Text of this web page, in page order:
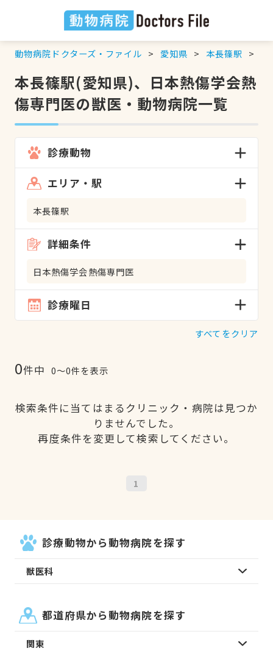
動物病院ドクターズ・ファイル 愛知県 本長篠駅
本長篠駅(愛知県)、日本熱傷学会熱
傷専門医の獣医・動物病院一覧
診療動物
エリア・駅
本長篠駅
詳細条件
日本熱傷学会熱傷専門医
診療曜日
すべてをクリア
0件中 0〜0件を表示
検索条件に当てはまるクリニック・病院は見つか
りませんでした。
再度条件を変更して検索してください。
1
診療動物から動物病院を探す
獣医科
都道府県から動物病院を探す
関東